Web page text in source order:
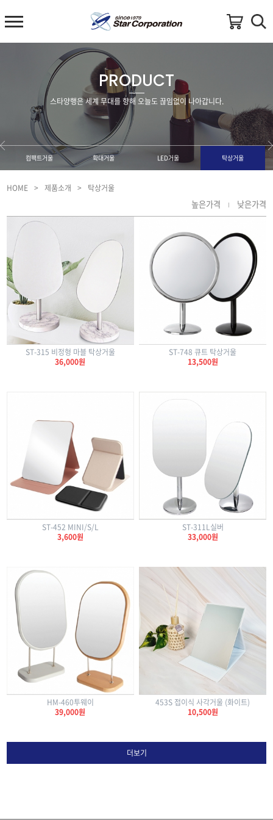
PRODUCT
스타양행은 세계 무대를 향해 오늘도 끊임없이 나아갑니다.
컴팩트거울 확대거울 LED거울 탁상거울
HOME > 제품소개 > 탁상거울
높은가격 낮은가격
ST-315 비정형 마블 탁상거울
36,000원
ST-748 큐트 탁상거울
13,500원
ST-452 MINI/S/L
3,600원
ST-311L실버
33,000원
HM-460투웨이
39,000원
453S 접이식 사각거울 (화이트)
10,500원
더보기